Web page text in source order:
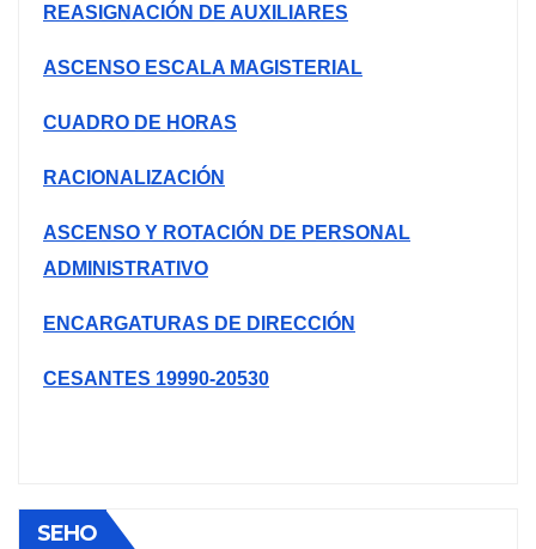
REASIGNACIÓN DE AUXILIARES
ASCENSO ESCALA MAGISTERIAL
CUADRO DE HORAS
RACIONALIZACIÓN
ASCENSO Y ROTACIÓN DE PERSONAL
ADMINISTRATIVO
ENCARGATURAS DE DIRECCIÓN
CESANTES 19990-20530
SEHO